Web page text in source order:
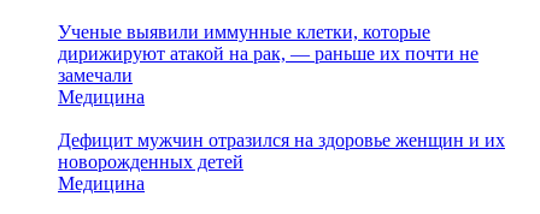
Ученые выявили иммунные клетки, которые
дирижируют атакой на рак, — раньше их почти не
замечали
Медицина
Дефицит мужчин отразился на здоровье женщин и их
новорожденных детей
Медицина